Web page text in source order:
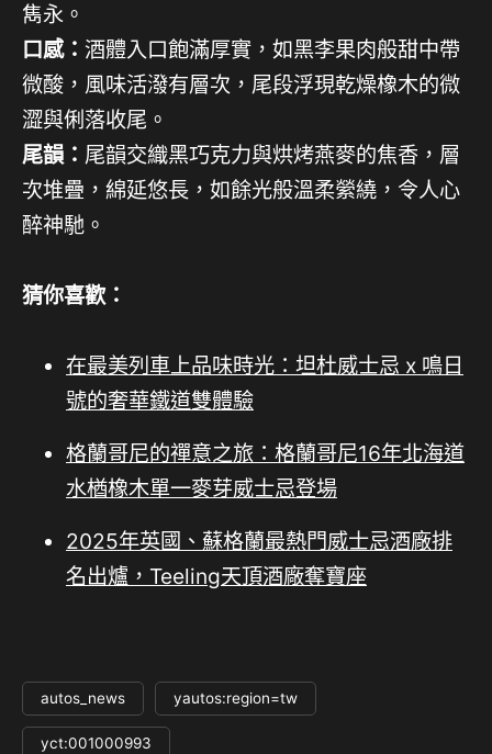
雋永。
口感： 酒體入口飽滿厚實，如黑李果肉般甜中帶
微酸，風味活潑有層次，尾段浮現乾燥橡木的微
澀與俐落收尾。
尾韻： 尾韻交織黑巧克力與烘烤燕麥的焦香，層
次堆疊，綿延悠長，如餘光般溫柔縈繞，令人心
醉神馳。
猜你喜歡：
在最美列車上品味時光：坦杜威士忌 x 鳴日
號的奢華鐵道雙體驗
格蘭哥尼的禪意之旅：格蘭哥尼16年北海道
水楢橡木單一麥芽威士忌登場
2025年英國、蘇格蘭最熱門威士忌酒廠排
名出爐，Teeling天頂酒廠奪寶座
autos_news yautos:region=tw
yct:001000993